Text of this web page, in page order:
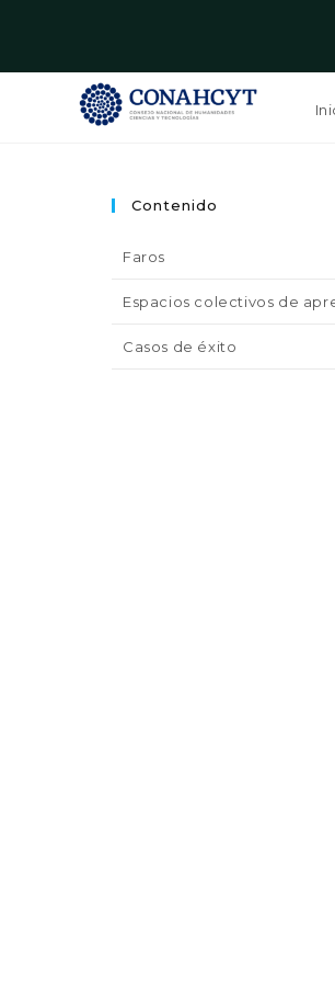
Contenido
Faros
Espacios colectivos de
Casos de éxito